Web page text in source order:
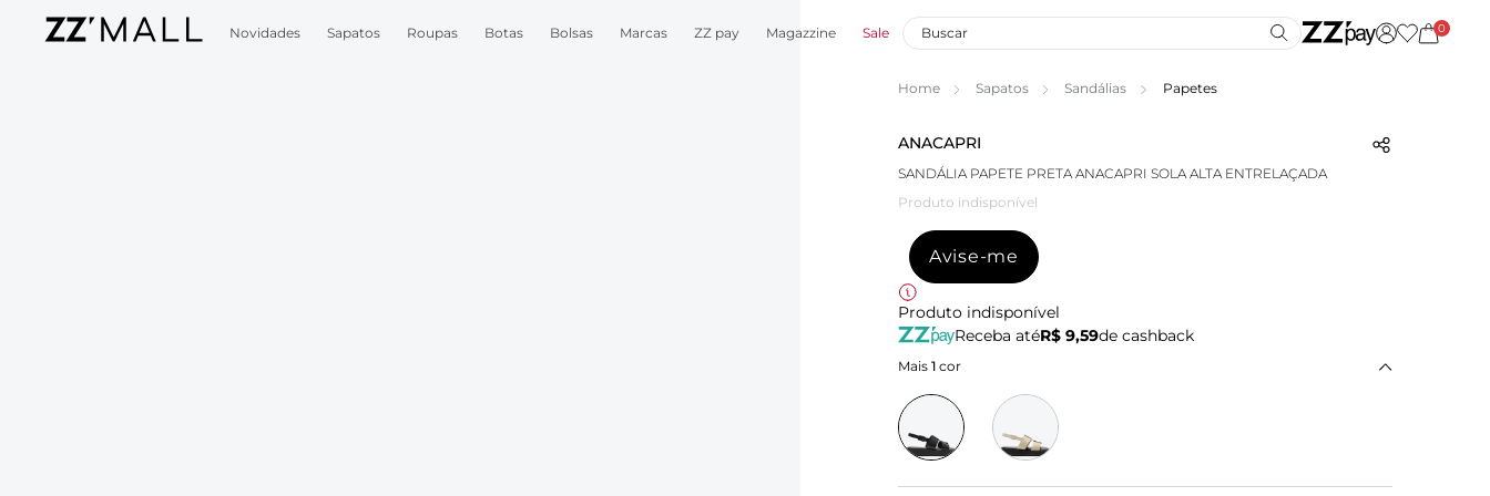
Novidades Sapatos Roupas Botas Bolsas Marcas ZZ pay Magazzine Sale 0
Home Sapatos Sandálias Papetes
ANACAPRI
SANDÁLIA PAPETE PRETA ANACAPRI SOLA ALTA ENTRELAÇADA
Produto indisponível
Avise-me
Produto indisponível
Receba atéR$ 9,59de cashback
Mais 1 cor